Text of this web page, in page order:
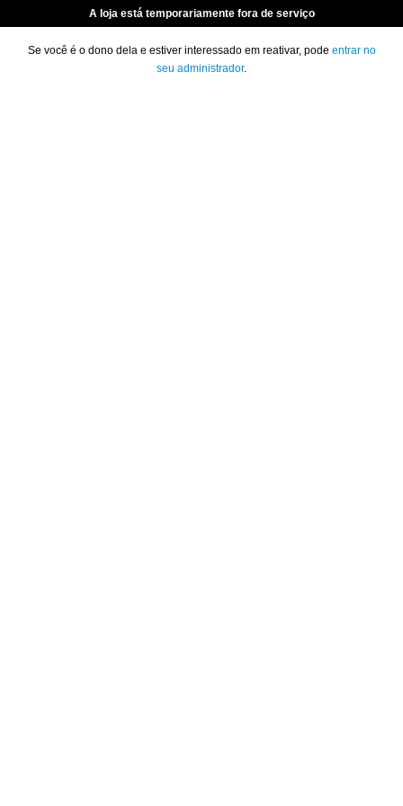
A loja está temporariamente fora de serviço
Se você é o dono dela e estiver interessado em reativar, pode entrar no
seu administrador.